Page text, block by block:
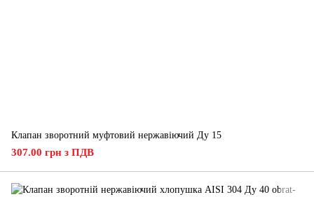
Клапан зворотний муфтовий нержавіючий Ду 15
307.00 грн з ПДВ